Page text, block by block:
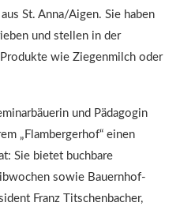
St. Anna/Aigen. Sie haben
und stellen in der
wie Ziegenmilch oder
und Pädagogin
„Flambergerhof“ einen
Sie bietet buchbare
sowie Bauernhof-
Franz Titschenbacher,